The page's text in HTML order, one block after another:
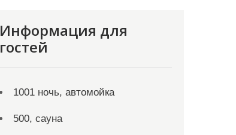
Информация для
гостей
1001 ночь, автомойка
500, сауна